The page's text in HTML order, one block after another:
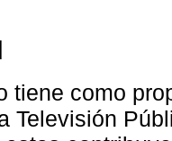
tiene como
Televisión